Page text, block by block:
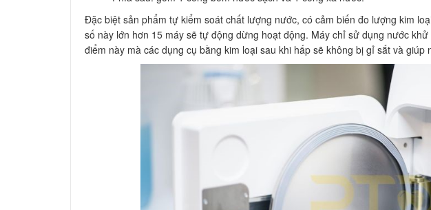
Đặc biệt sản phẩm tự kiểm soát chất lượng nước, có cảm biến đo lượng kim
số này lớn hơn 15 máy sẽ tự động dừng hoạt động. Máy chỉ sử dụng nước
điểm này mà các dụng cụ bằng kim loại sau khi hấp sẽ không bị gỉ sắt và giúp